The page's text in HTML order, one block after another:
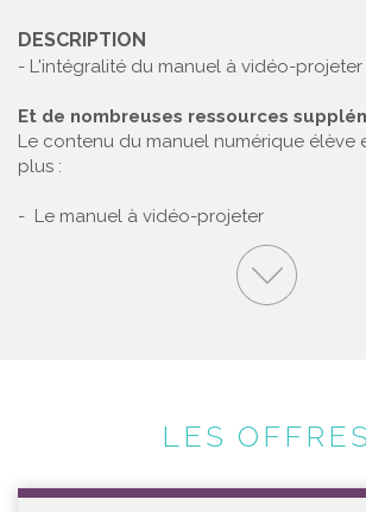
DESCRIPTION
- L'intégralité du manuel à vidéo-projeter
Et de nombreuses ressources
Le contenu du manuel numérique élève
plus :
- Le manuel à vidéo-projeter
LES OFFRES